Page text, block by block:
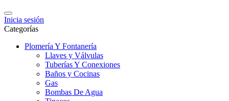
Inicia sesión
Categorías
Plomería Y Fontanería
Llaves y Válvulas
Tuberías Y Conexiones
Baños y Cocinas
Gas
Bombas De Agua